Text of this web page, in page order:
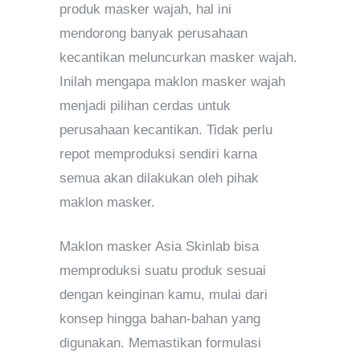
produk masker wajah, hal ini
mendorong banyak perusahaan
kecantikan meluncurkan masker wajah.
Inilah mengapa maklon masker wajah
menjadi pilihan cerdas untuk
perusahaan kecantikan. Tidak perlu
repot memproduksi sendiri karna
semua akan dilakukan oleh pihak
maklon masker.
Maklon masker Asia Skinlab bisa
memproduksi suatu produk sesuai
dengan keinginan kamu, mulai dari
konsep hingga bahan-bahan yang
digunakan. Memastikan formulasi